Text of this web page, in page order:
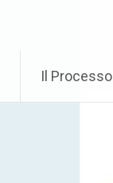
Il Processo